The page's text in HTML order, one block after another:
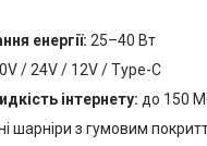
енергії: 25–40 Вт
/ 24V / 12V / Type-C
інтернету: до 150
шарніри з гумовим